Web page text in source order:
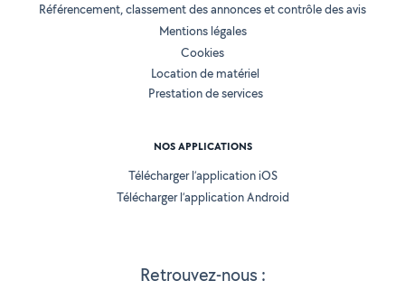
Retrouvez-nous :
Référencement, classement des annonces et contrôle des avis
Mentions légales
Cookies
Location de matériel
Prestation de services
NOS APPLICATIONS
Télécharger l’application iOS
Télécharger l’application Android